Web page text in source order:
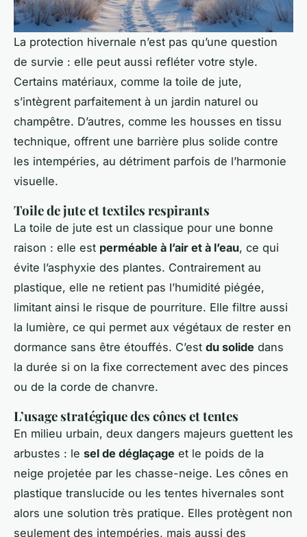
La protection hivernale n’est pas qu’une question
de survie : elle peut aussi refléter votre style.
Certains matériaux, comme la toile de jute,
s’intègrent parfaitement à un jardin naturel ou
champêtre. D’autres, comme les housses en tissu
technique, offrent une barrière plus solide contre
les intempéries, au détriment parfois de l’harmonie
visuelle.
Toile de jute et textiles respirants
La toile de jute est un classique pour une bonne
raison : elle est perméable à l’air et à l’eau, ce qui
évite l’asphyxie des plantes. Contrairement au
plastique, elle ne retient pas l’humidité piégée,
limitant ainsi le risque de pourriture. Elle filtre aussi
la lumière, ce qui permet aux végétaux de rester en
dormance sans être étouffés. C’est du solide dans
la durée si on la fixe correctement avec des pinces
ou de la corde de chanvre.
L’usage stratégique des cônes et tentes
En milieu urbain, deux dangers majeurs guettent les
arbustes : le sel de déglaçage et le poids de la
neige projetée par les chasse-neige. Les cônes en
plastique translucide ou les tentes hivernales sont
alors une solution très pratique. Elles protègent non
seulement des intempéries, mais aussi des